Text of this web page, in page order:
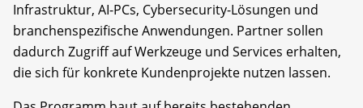
Infrastruktur, AI-PCs, Cybersecurity-Lösungen und
branchenspezifische Anwendungen. Partner sollen
dadurch Zugriff auf Werkzeuge und Services erhalten,
die sich für konkrete Kundenprojekte nutzen lassen.